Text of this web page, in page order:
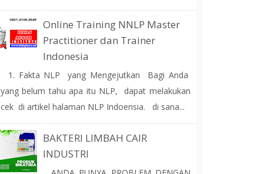
Online Training NNLP Master
Practitioner dan Trainer
Indonesia
1. Fakta NLP yang Mengejutkan Bagi Anda
yang belum tahu apa itu NLP, dapat melakukan
cek di artikel halaman NLP Indoensia. di sana...
BAKTERI LIMBAH CAIR
INDUSTRI